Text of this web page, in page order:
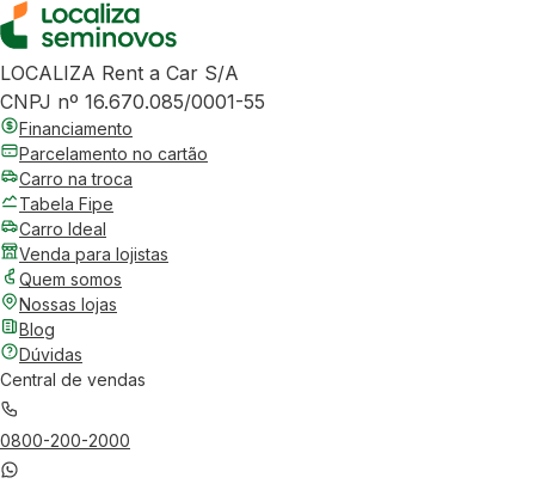
LOCALIZA Rent a Car S/A
CNPJ nº 16.670.085/0001-55
Financiamento
Parcelamento no cartão
Carro na troca
Tabela Fipe
Carro Ideal
Venda para lojistas
Quem somos
Nossas lojas
Blog
Dúvidas
Central de vendas
0800-200-2000